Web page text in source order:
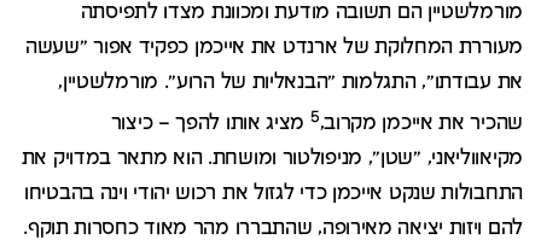
מורמלשטיין הם תשובה מודעת ומכוונת מצדו לתפיסתה
מעוררת המחלוקת של ארנדט את אייכמן כפקיד אפור "שעשה
את עבודתו", התגלמות "הבנאליות של הרוע". מורמלשטיין,
שהכיר את אייכמן מקרוב,5 מציג אותו להפך – כיצור
מקיאווליאני, "שטן", מניפולטור ומושחת. הוא מתאר במדויק את
התחבולות שנקט אייכמן כדי לגזול את רכוש יהודי וינה בהבטיחו
להם ויזות יציאה מאירופה, שהתבררו מהר מאוד כחסרות תוקף.